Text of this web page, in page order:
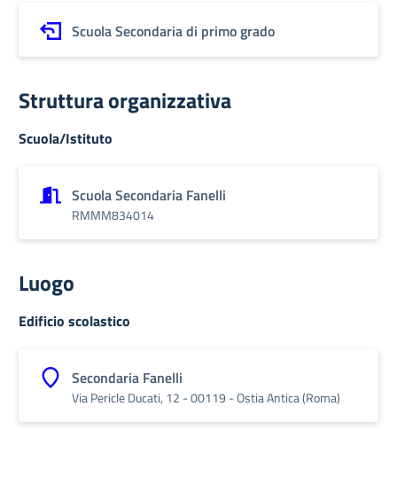
Scuola Secondaria di primo grado
Struttura organizzativa
Scuola/Istituto
Scuola Secondaria Fanelli
RMMM834014
Luogo
Edificio scolastico
Secondaria Fanelli
Via Pericle Ducati, 12 - 00119 - Ostia Antica (Roma)